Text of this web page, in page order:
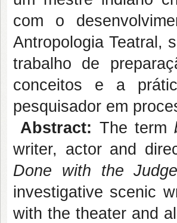
com o
Antropologia Teatral,
trabalho de
conceitos e a
pesquisador em
Abstract: The term
writer, actor and
Done with
the
investigative scenic
with the theater and